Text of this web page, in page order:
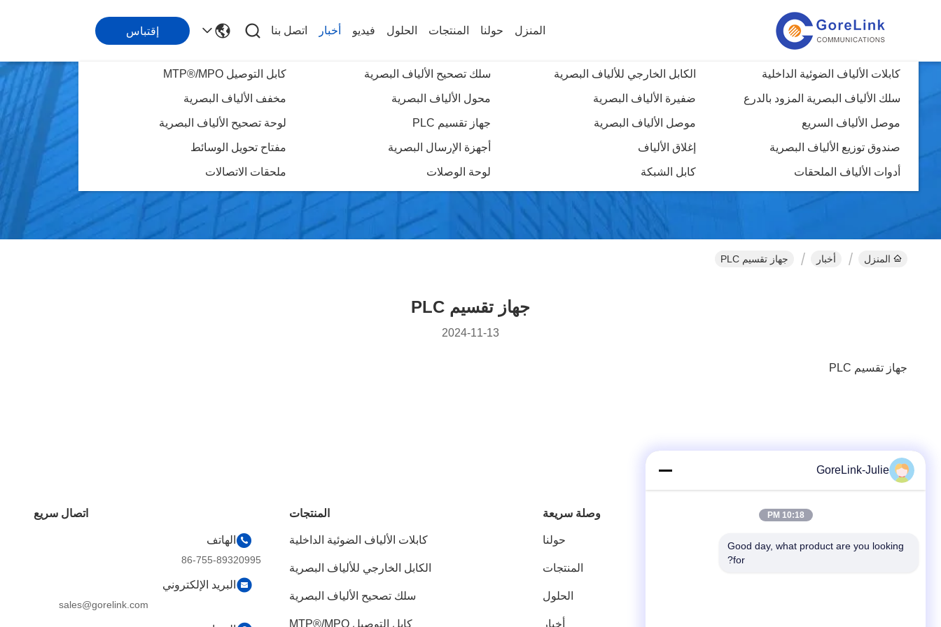
المنزل حولنا المنتجات
كابلات الألياف الضوئية الداخلية الكابل الخارجي للألياف البصرية سلك تصحيح الألياف البصرية كابل التوصيل MTP®/MPO
سلك الألياف البصرية المزود بالدرع ضفيرة الألياف البصرية محول الألياف البصرية مخفف الألياف البصرية
موصل الألياف السريع موصل الألياف البصرية جهاز تقسيم PLC لوحة تصحيح الألياف البصرية
صندوق توزيع الألياف البصرية إغلاق الألياف أجهزة الإرسال البصرية مفتاح تحويل الوسائط
أدوات الألياف الملحقات كابل الشبكة لوحة الوصلات ملحقات الاتصالات
الحلول فيديو أخبار اتصل بنا إقتباس
News Details
المنزل أخبار جهاز تقسيم PLC
جهاز تقسيم PLC
2024-11-13
جهاز تقسيم PLC
وصلة سريعة
حولنا
المنتجات
الحلول
أخبار
المنتجات
كابلات الألياف الضوئية الداخلية
الكابل الخارجي للألياف البصرية
سلك تصحيح الألياف البصرية
كابل التوصيل MTP®/MPO
اتصال سريع
الهاتف
86-755-89320995
البريد الإلكتروني
sales@gorelink.com
GoreLink-Julie
10:18 PM
Good day, what product are you looking
for?